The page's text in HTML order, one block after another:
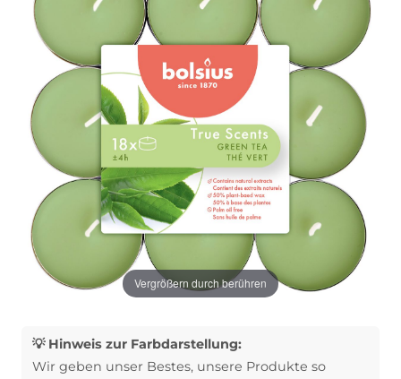
Vergrößern durch berühren
💡 Hinweis zur Farbdarstellung:
Wir geben unser Bestes, unsere Produkte so